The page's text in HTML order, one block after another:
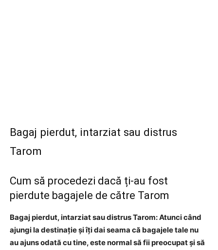
Bagaj pierdut, intarziat sau distrus
Tarom
Cum să procedezi dacă ți-au fost
pierdute bagajele de către Tarom
Bagaj pierdut, intarziat sau distrus Tarom: Atunci când
ajungi la destinație și îți dai seama că bagajele tale nu
au ajuns odată cu tine, este normal să fii preocupat și să